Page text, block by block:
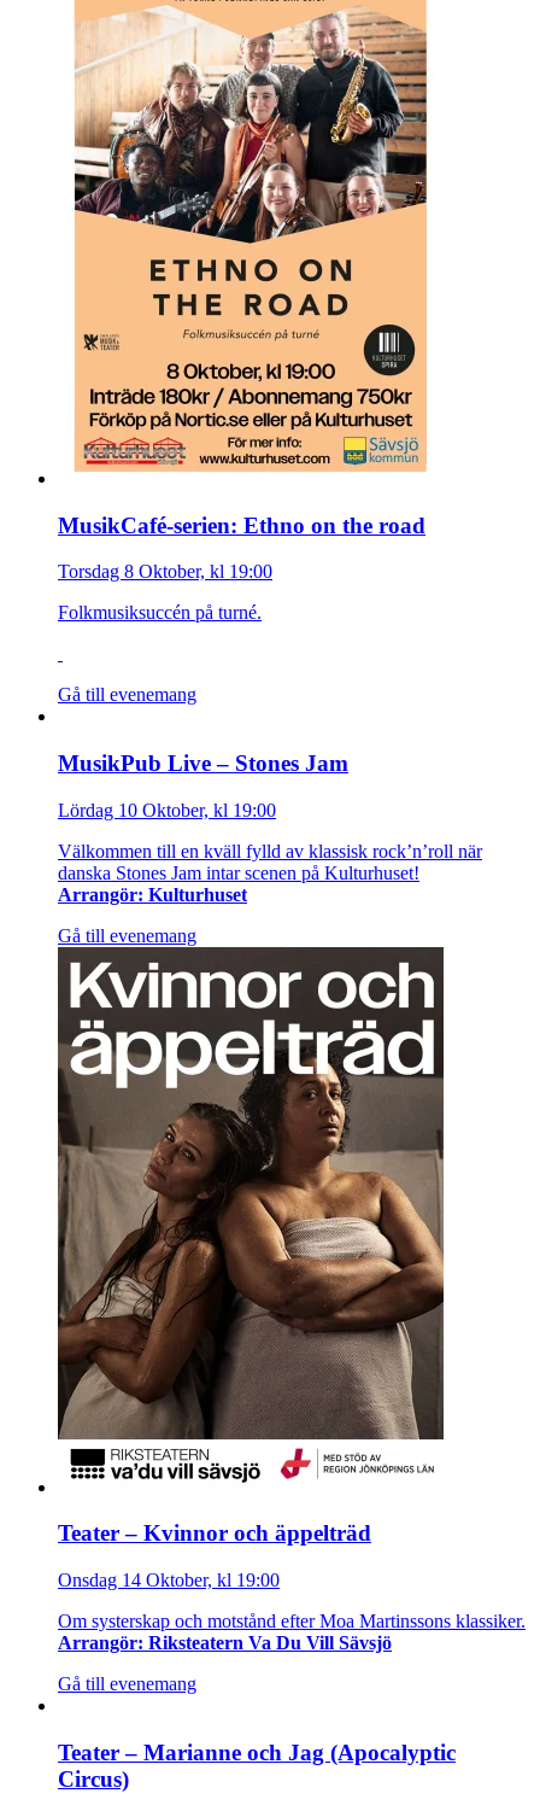
MusikCafé-serien: Ethno on the road
Torsdag 8 Oktober, kl 19:00
Folkmusiksuccén på turné.
Gå till evenemang
MusikPub Live – Stones Jam
Lördag 10 Oktober, kl 19:00
Välkommen till en kväll fylld av klassisk rock’n’roll när
danska Stones Jam intar scenen på Kulturhuset!
Arrangör: Kulturhuset
Gå till evenemang
Teater – Kvinnor och äppelträd
Onsdag 14 Oktober, kl 19:00
Om systerskap och motstånd efter Moa Martinssons klassiker.
Arrangör: Riksteatern Va Du Vill Sävsjö
Gå till evenemang
Teater – Marianne och Jag (Apocalyptic
Circus)